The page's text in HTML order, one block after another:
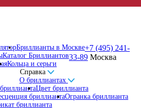
Бриллианты в Москве
Каталог Бриллиантов
Кольца и серьги
Справка
О бриллиантах
Цвет бриллианта
бриллиантаОгранка бриллианта
бриллианта
+7 (495) 241-
33-89 Москва